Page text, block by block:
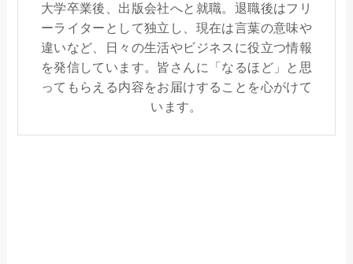
大学卒業後、出版会社へと就職。退職後はフリ
ーライターとして独立し、現在は言葉の意味や
違いなど、日々の生活やビジネスに役立つ情報
を発信しています。皆さんに「なるほど」と思
ってもらえる内容をお届けすることを心がけて
います。